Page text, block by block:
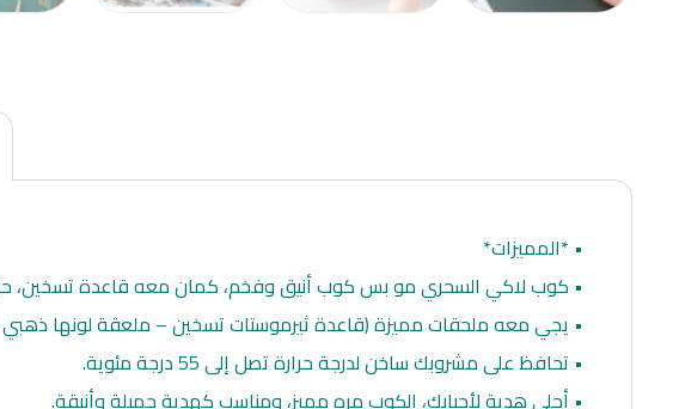
• *المميزات*
• كوب لاكي السحري مو بس كوب أنيق وفخم، كمان معه قاعدة تسخين،
• يجي معه ملحقات مميزة (قاعدة ثيرموستات تسخين – ملعقة لونها
• تحافظ على مشروبك ساخن لدرجة حرارة تصل إلى 55 درجة مئوية.
• أحلى هدية لأحبابك، الكوب مره مميز، ومناسب كهدية جميلة وأنيقة.